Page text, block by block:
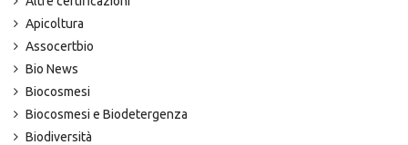
Apicoltura
Assocertbio
Bio News
Biocosmesi
Biocosmesi e Biodetergenza
Biodiversità